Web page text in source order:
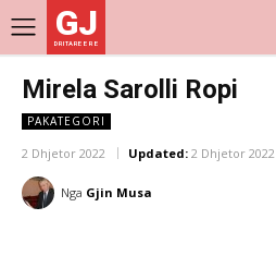
GJ
DRITARE E RE
Mirela Sarolli Ropi
PAKATEGORI
2 Dhjetor 2022 Updated: 2 Dhjetor 2022
Nga Gjin Musa